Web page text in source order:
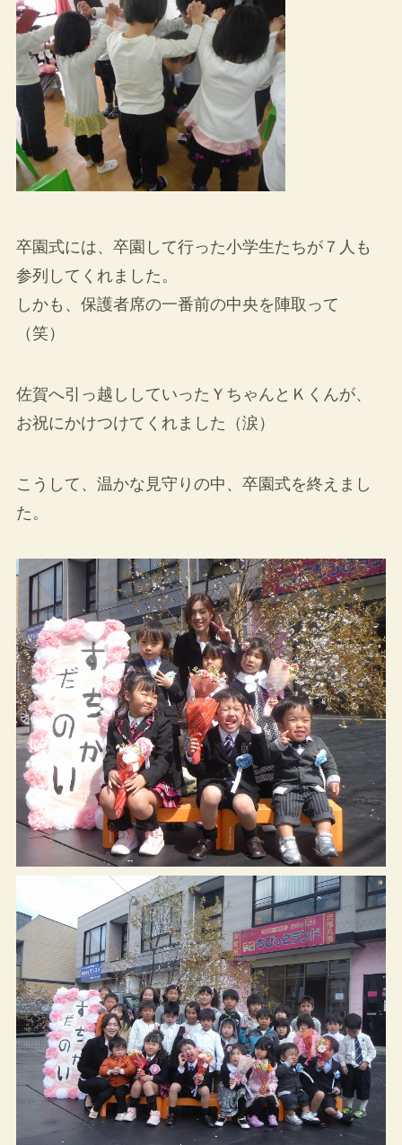
卒園式には、卒園して行った小学生たちが７人も
参列してくれました。
しかも、保護者席の一番前の中央を陣取って
（笑）
佐賀へ引っ越ししていったＹちゃんとＫくんが、
お祝にかけつけてくれました（涙）
こうして、温かな見守りの中、卒園式を終えまし
た。